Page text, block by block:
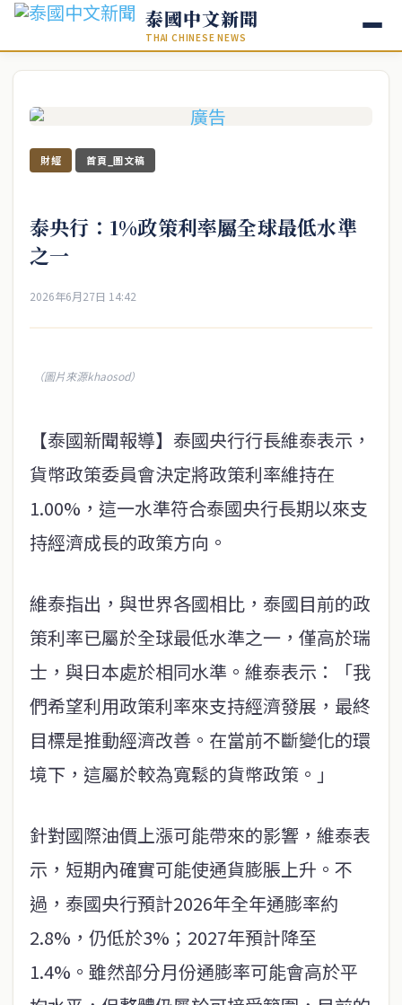
泰國中文新聞
THAI CHINESE NEWS
財經 首頁_圖文稿
泰央行：1%政策利率屬全球最低水準
之一
2026年6月27日 14:42
（圖片來源khaosod）
【泰國新聞報導】泰國央行行長維泰表示，
貨幣政策委員會決定將政策利率維持在
1.00%，這一水準符合泰國央行長期以來支
持經濟成長的政策方向。
維泰指出，與世界各國相比，泰國目前的政
策利率已屬於全球最低水準之一，僅高於瑞
士，與日本處於相同水準。維泰表示：「我
們希望利用政策利率來支持經濟發展，最終
目標是推動經濟改善。在當前不斷變化的環
境下，這屬於較為寬鬆的貨幣政策。」
針對國際油價上漲可能帶來的影響，維泰表
示，短期內確實可能使通貨膨脹上升。不
過，泰國央行預計2026年全年通膨率約
2.8%，仍低於3%；2027年預計降至
1.4%。雖然部分月份通膨率可能會高於平